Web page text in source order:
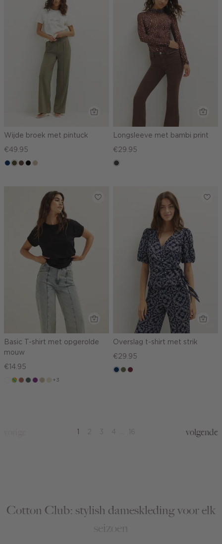
Wijde broek met pintuck
€49.95
donkerblauw
groen,
donkerbruin
zwartlichtzand
Longsleeve met bambi print
€29.95
choco
Basic T-shirt met opgerolde
mouw
€14.95
witmeerkleurig
terracotta
groen,
middenpaars
lichtzand
vanille
+3
Overslag t-shirt met strik
€29.95
donkerblauw
groen,
brique
2 16 volgende
Cotton Club: stylish dameskleding voor elk
seizoen